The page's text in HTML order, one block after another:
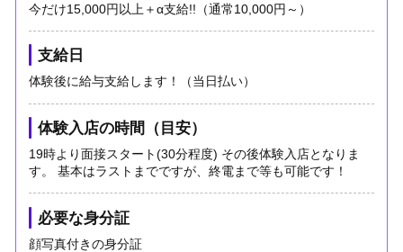
今だけ15,000円以上＋α支給!!（通常10,000円～）
支給日
体験後に給与支給します！（当日払い）
体験入店の時間（目安）
19時より面接スタート(30分程度) その後体験入店となりま
す。 基本はラストまでですが、終電まで等も可能です！
必要な身分証
顔写真付きの身分証